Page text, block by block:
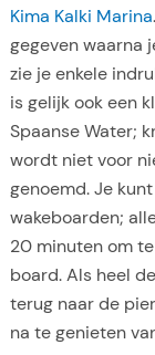
Kima Kalki Marina
gegeven waarna
zie je enkele
is gelijk ook een
Spaanse Water;
wordt niet voor
genoemd. Je
wakeboarden;
20 minuten om
board. Als heel
terug naar de
na te genieten